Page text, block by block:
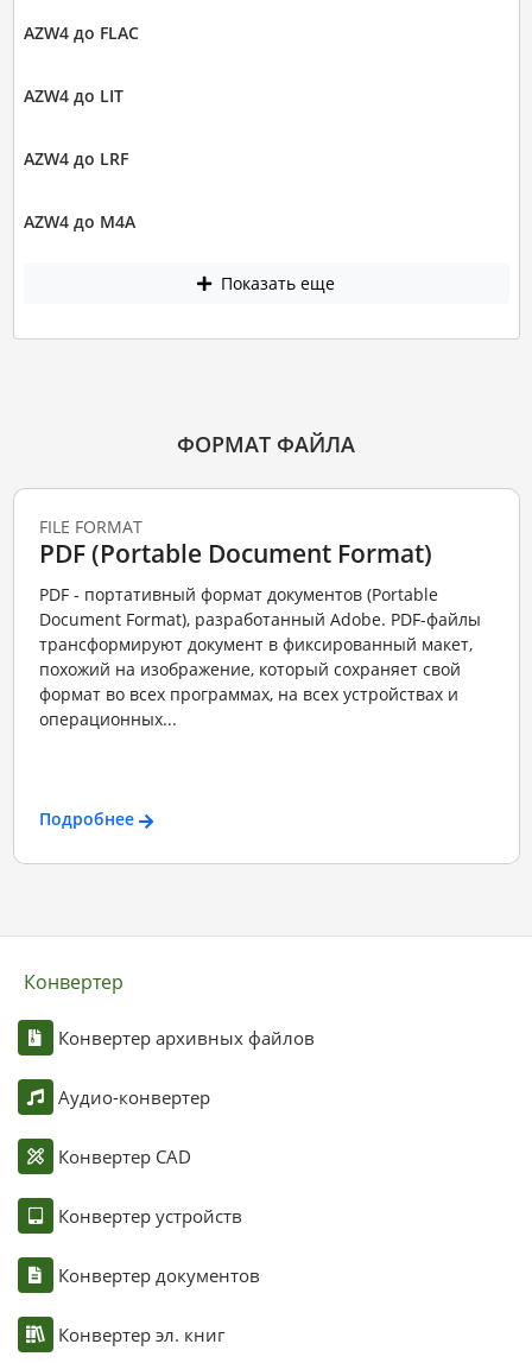
AZW4 до FLAC
AZW4 до LIT
AZW4 до LRF
AZW4 до M4A
Показать еще
ФОРМАТ ФАЙЛА
FILE FORMAT
PDF (Portable Document Format)
PDF - портативный формат документов (Portable
Document Format), разработанный Adobe. PDF-файлы
трансформируют документ в фиксированный макет,
похожий на изображение, который сохраняет свой
формат во всех программах, на всех устройствах и
операционных...
Подробнее
Конвертер
Конвертер архивных файлов
Аудио-конвертер
Конвертер CAD
Конвертер устройств
Конвертер документов
Конвертер эл. книг